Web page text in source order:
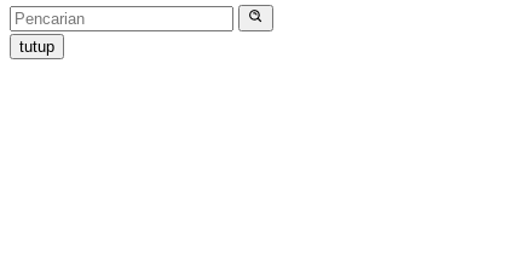
tutup